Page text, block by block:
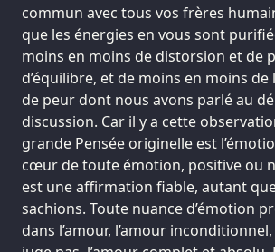
commun avec tous vos frères
que les énergies en vous sont
moins en moins de distorsion et de
d’équilibre, et de moins en moins
de peur dont nous avons parlé au
discussion. Car il y a cette
grande Pensée originelle est
cœur de toute émotion, positive ou
est une affirmation fiable, autant
sachions. Toute nuance d’émotion
dans l’amour, l’amour